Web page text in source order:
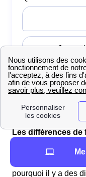
Les différences de
Il y a plusieurs
pourquoi il y a des